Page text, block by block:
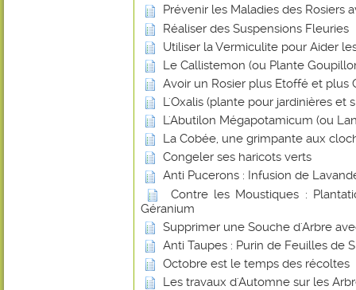
Prévenir les Maladies des Rosiers
Réaliser des Suspensions Fleuries
Utiliser la Vermiculite pour Aider
Le Callistemon (ou Plante
Avoir un Rosier plus Etoffé et plus
L'Oxalis (plante pour jardinières et
L'Abutilon Mégapotamicum (ou
La Cobée, une grimpante aux
Congeler ses haricots verts
Anti Pucerons : Infusion de
Contre les Moustiques :
Géranium
Supprimer une Souche d'Arbre
Anti Taupes : Purin de Feuilles de
Octobre est le temps des récoltes
Les travaux d'Automne sur les